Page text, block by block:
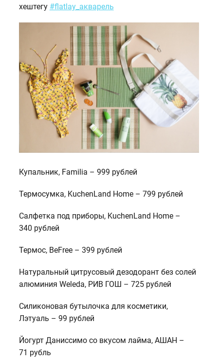
хештегу #flatlay_акварель
Купальник, Familia – 999 рублей
Термосумка, KuchenLand Home – 799 рублей
Салфетка под приборы, KuchenLand Home –
340 рублей
Термос, BeFree – 399 рублей
Натуральный цитрусовый дезодорант без солей
алюминия Weleda, РИВ ГОШ – 725 рублей
Силиконовая бутылочка для косметики,
Лэтуаль – 99 рублей
Йогурт Даниссимо со вкусом лайма, АШАН –
71 рубль